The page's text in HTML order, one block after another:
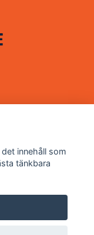
innehåll som
tänkbara